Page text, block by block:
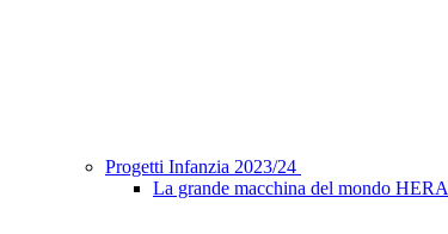
Progetti Infanzia 2023/24
La grande macchina del mondo HERA